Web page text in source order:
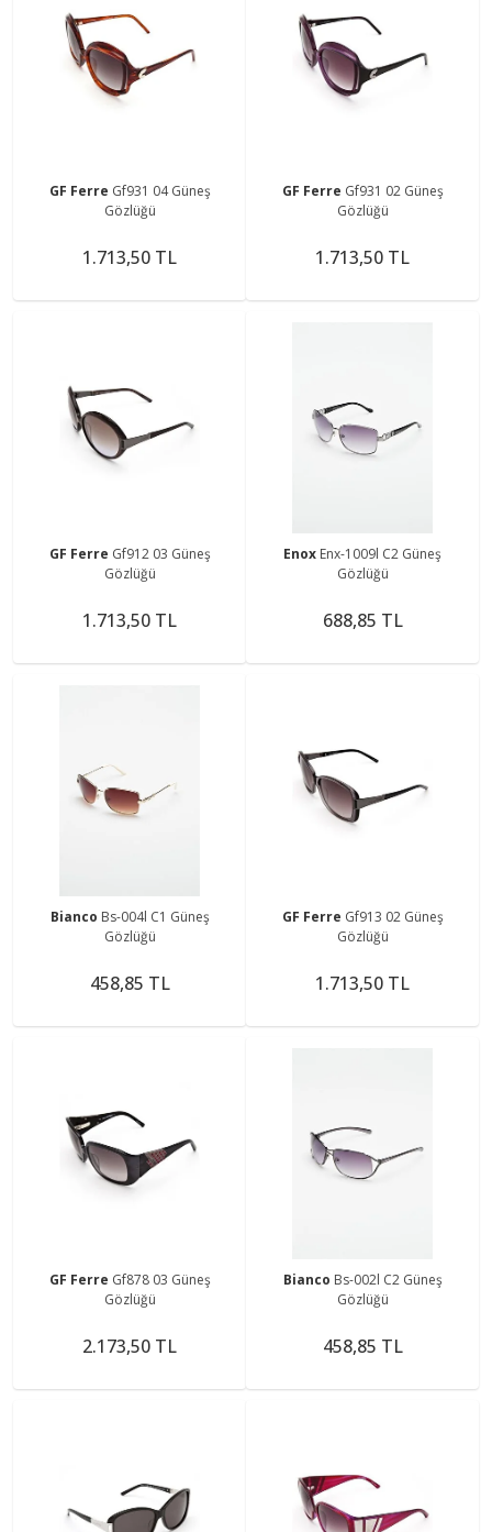
GF Ferre Gf931 04 Güneş
Gözlüğü
1.713,50 TL
GF Ferre Gf931 02 Güneş
Gözlüğü
1.713,50 TL
GF Ferre Gf912 03 Güneş
Gözlüğü
1.713,50 TL
Enox Enx-1009l C2 Güneş
Gözlüğü
688,85 TL
Bianco Bs-004l C1 Güneş
Gözlüğü
458,85 TL
GF Ferre Gf913 02 Güneş
Gözlüğü
1.713,50 TL
GF Ferre Gf878 03 Güneş
Gözlüğü
2.173,50 TL
Bianco Bs-002l C2 Güneş
Gözlüğü
458,85 TL